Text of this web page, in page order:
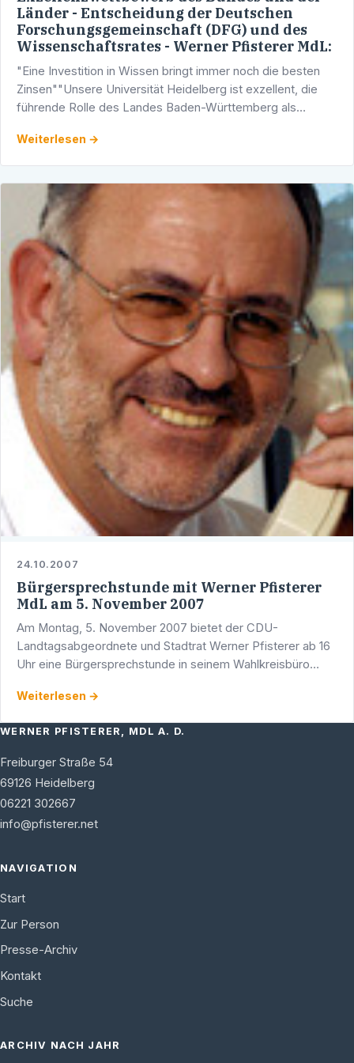
Länder - Entscheidung der Deutschen
Forschungsgemeinschaft (DFG) und des
Wissenschaftsrates - Werner Pfisterer MdL:
"Eine Investition in Wissen bringt immer noch die besten
Zinsen""Unsere Universität Heidelberg ist exzellent, die
führende Rolle des Landes Baden-Württemberg als
Weiterlesen →
24.10.2007
Bürgersprechstunde mit Werner Pfisterer
MdL am 5. November 2007
Am Montag, 5. November 2007 bietet der CDU-
Landtagsabgeordnete und Stadtrat Werner Pfisterer ab 16
Uhr eine Bürgersprechstunde in seinem Wahlkreisbüro
Terminvereinbarung wird …
Weiterlesen →
WERNER PFISTERER, MDL A. D.
Freiburger Straße 54
69126 Heidelberg
06221 302667
info@pfisterer.net
NAVIGATION
Start
Zur Person
Presse-Archiv
Kontakt
Suche
ARCHIV NACH JAHR